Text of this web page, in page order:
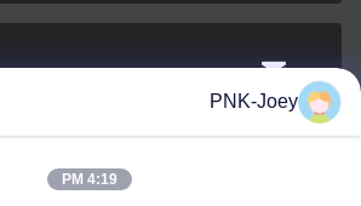
البريد
xianzhihao@gzxingchao.infoPNK-Joey
4:19 PM